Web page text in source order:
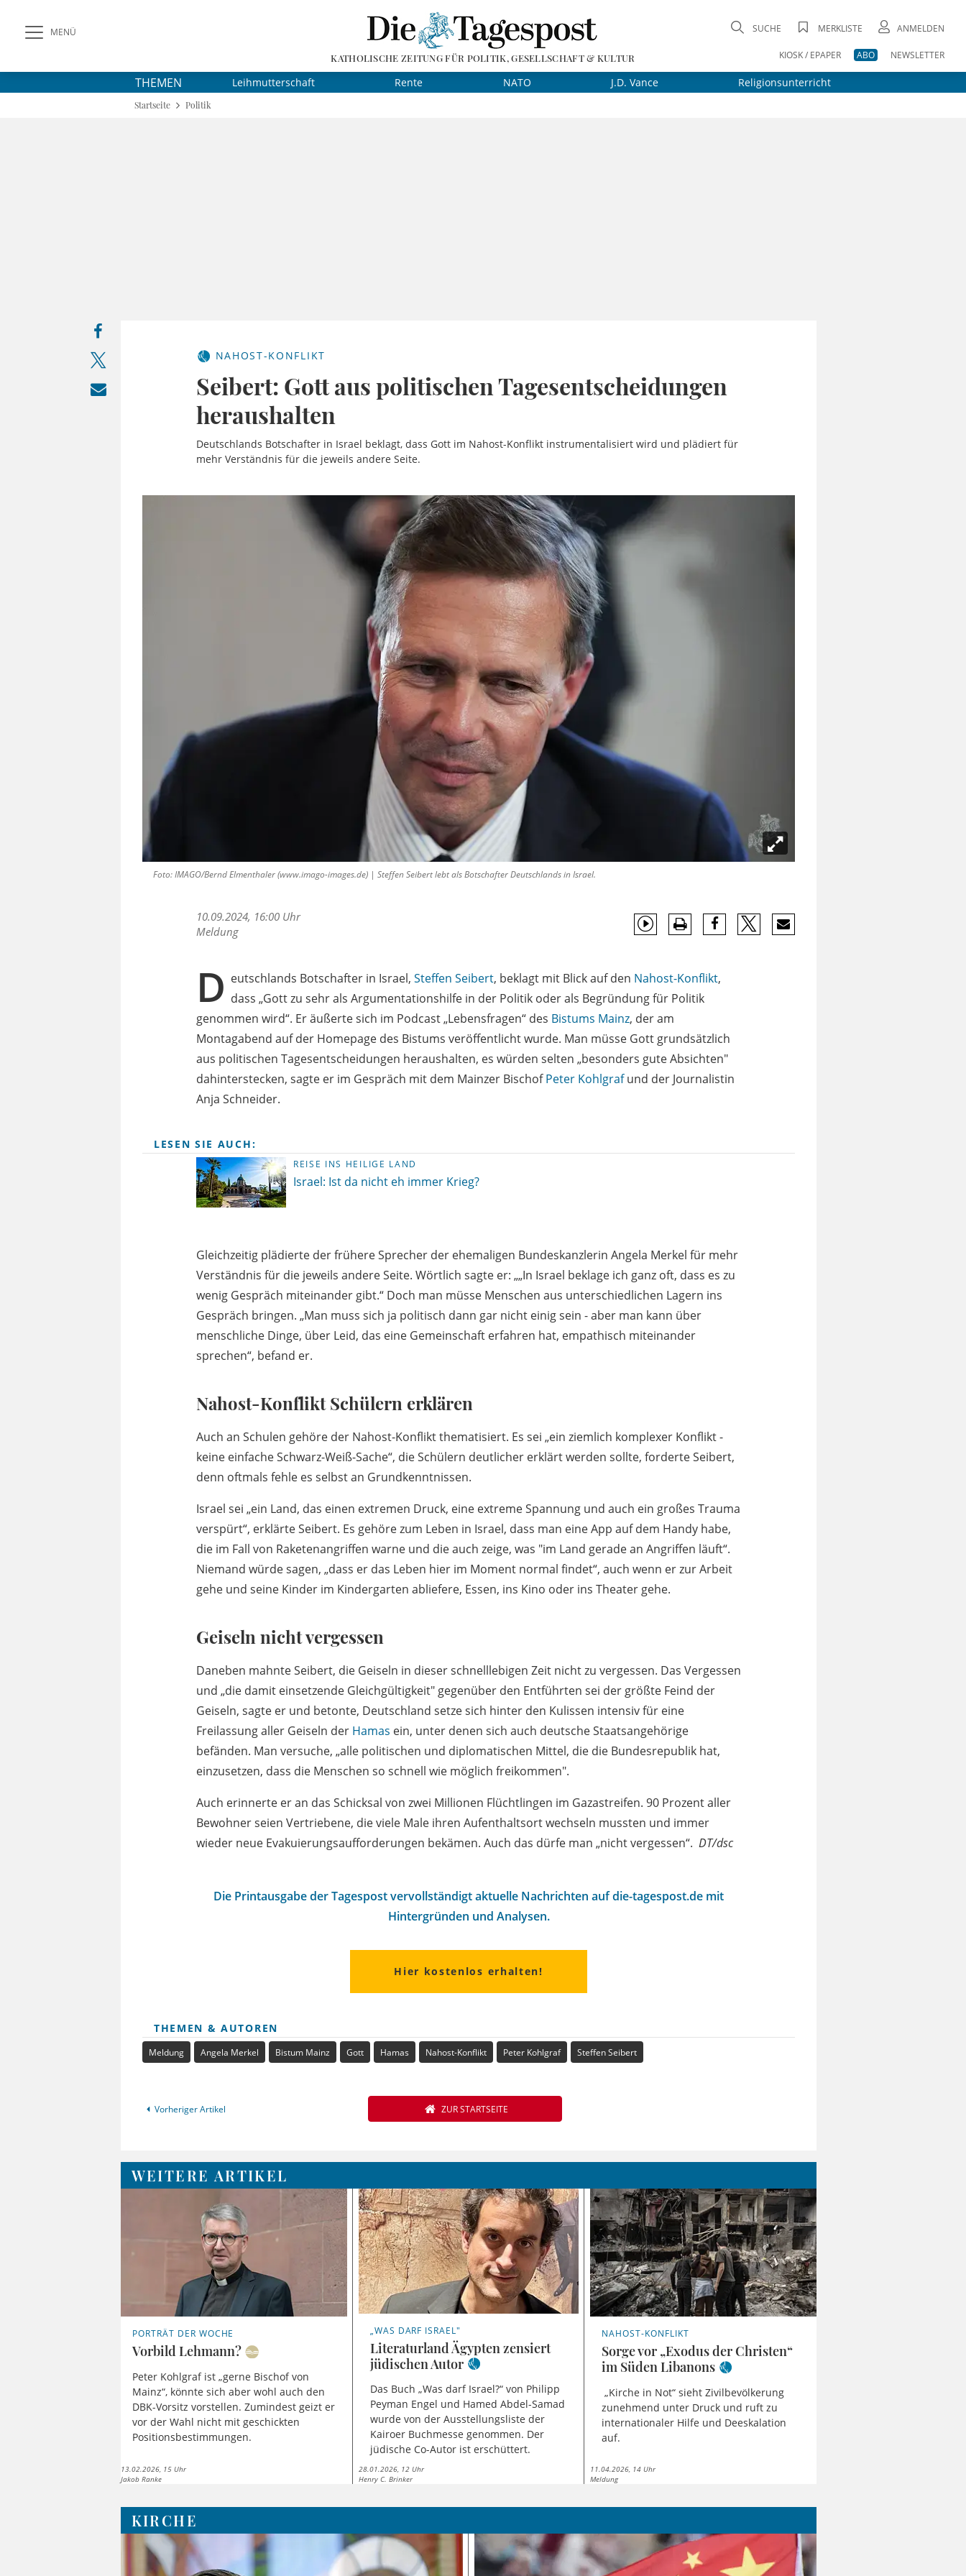
MENÜ
KATHOLISCHE ZEITUNG FÜR POLITIK, GESELLSCHAFT & KULTUR
SUCHE MERKLISTE ANMELDEN
KIOSK / EPAPER ABO NEWSLETTER
THEMEN Leihmutterschaft Rente NATO J.D. Vance Religionsunterricht
Startseite Politik
NAHOST-KONFLIKT
Seibert: Gott aus politischen Tagesentscheidungen
heraushalten
Deutschlands Botschafter in Israel beklagt, dass Gott im Nahost-Konflikt instrumentalisiert wird und plädiert für
mehr Verständnis für die jeweils andere Seite.
Foto: IMAGO/Bernd Elmenthaler (www.imago-images.de) | Steffen Seibert lebt als Botschafter Deutschlands in Israel.
10.09.2024, 16:00 Uhr
Meldung
D eutschlands Botschafter in Israel, Steffen Seibert, beklagt mit Blick auf den Nahost-Konflikt,
dass „Gott zu sehr als Argumentationshilfe in der Politik oder als Begründung für Politik
genommen wird“. Er äußerte sich im Podcast „Lebensfragen“ des Bistums Mainz, der am
Montagabend auf der Homepage des Bistums veröffentlicht wurde. Man müsse Gott grundsätzlich
aus politischen Tagesentscheidungen heraushalten, es würden selten „besonders gute Absichten"
dahinterstecken, sagte er im Gespräch mit dem Mainzer BischofPeter Kohlgrafund der Journalistin
Anja Schneider.
LESEN SIE AUCH:
REISE INS HEILIGE LAND
Israel: Ist da nicht eh immer Krieg?
Gleichzeitig plädierte der frühere Sprecher der ehemaligen Bundeskanzlerin Angela Merkel für mehr
Verständnis für die jeweils andere Seite. Wörtlich sagte er: „„In Israel beklage ich ganz oft, dass es zu
wenig Gespräch miteinander gibt.“ Doch man müsse Menschen aus unterschiedlichen Lagern ins
Gespräch bringen. „Man muss sich ja politisch dann gar nicht einig sein - aber man kann über
menschliche Dinge, über Leid, das eine Gemeinschaft erfahren hat, empathisch miteinander
sprechen“, befand er.
Nahost-Konflikt Schülern erklären
Auch an Schulen gehöre der Nahost-Konflikt thematisiert. Es sei „ein ziemlich komplexer Konflikt -
keine einfache Schwarz-Weiß-Sache“, die Schülern deutlicher erklärt werden sollte, forderte Seibert,
denn oftmals fehle es selbst an Grundkenntnissen.
Israel sei „ein Land, das einen extremen Druck, eine extreme Spannung und auch ein großes Trauma
verspürt“, erklärte Seibert. Es gehöre zum Leben in Israel, dass man eine App auf dem Handy habe,
die im Fall von Raketenangriffen warne und die auch zeige, was "im Land gerade an Angriffen läuft“.
Niemand würde sagen, „dass er das Leben hier im Moment normal findet“, auch wenn er zur Arbeit
gehe und seine Kinder im Kindergarten abliefere, Essen, ins Kino oder ins Theater gehe.
Geiseln nicht vergessen
Daneben mahnte Seibert, die Geiseln in dieser schnelllebigen Zeit nicht zu vergessen. Das Vergessen
und „die damit einsetzende Gleichgültigkeit" gegenüber den Entführten sei der größte Feind der
Geiseln, sagte er und betonte, Deutschland setze sich hinter den Kulissen intensiv für eine
Freilassung aller Geiseln der Hamas ein, unter denen sich auch deutsche Staatsangehörige
befänden. Man versuche, „alle politischen und diplomatischen Mittel, die die Bundesrepublik hat,
einzusetzen, dass die Menschen so schnell wie möglich freikommen".
Auch erinnerte er an das Schicksal von zwei Millionen Flüchtlingen im Gazastreifen. 90 Prozent aller
Bewohner seien Vertriebene, die viele Male ihren Aufenthaltsort wechseln mussten und immer
wieder neue Evakuierungsaufforderungen bekämen. Auch das dürfe man „nicht vergessen“. DT/dsc
Die Printausgabe der Tagespost vervollständigt aktuelle Nachrichten auf die-tagespost.de mit
Hintergründen und Analysen.
Hier kostenlos erhalten!
THEMEN & AUTOREN
Meldung Angela Merkel Bistum Mainz Gott Hamas Nahost-Konflikt Peter Kohlgraf Steffen Seibert
Vorheriger Artikel ZUR STARTSEITE
WEITERE ARTIKEL
PORTRÄT DER WOCHE
Vorbild Lehmann?
Peter Kohlgraf ist „gerne Bischof von
Mainz“, könnte sich aber wohl auch den
DBK-Vorsitz vorstellen. Zumindest geizt er
vor der Wahl nicht mit geschickten
Positionsbestimmungen.
13.02.2026, 15 Uhr
Jakob Ranke
„WAS DARF ISRAEL"
Literaturland Ägypten zensiert
jüdischen Autor
Das Buch „Was darf Israel?“ von Philipp
Peyman Engel und Hamed Abdel-Samad
wurde von der Ausstellungsliste der
Kairoer Buchmesse genommen. Der
jüdische Co-Autor ist erschüttert.
28.01.2026, 12 Uhr
Henry C. Brinker
NAHOST-KONFLIKT
Sorge vor „Exodus der Christen“
im Süden Libanons
„Kirche in Not“ sieht Zivilbevölkerung
zunehmend unter Druck und ruft zu
internationaler Hilfe und Deeskalation
auf.
11.04.2026, 14 Uhr
Meldung
KIRCHE